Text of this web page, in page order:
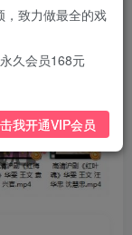
，致力做最全的戏
久会员168元
我开通VIP会员